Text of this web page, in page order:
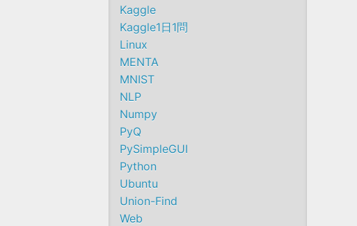
Kaggle
Kaggle1日1問
Linux
MENTA
MNIST
NLP
Numpy
PyQ
PySimpleGUI
Python
Ubuntu
Union-Find
Web